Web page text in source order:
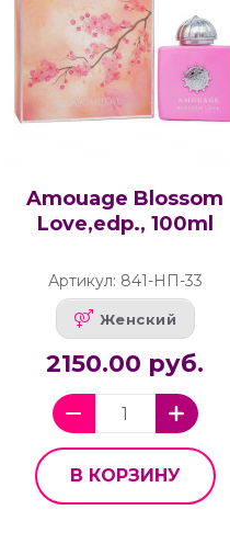
Amouage Blossom
Love,edp., 100ml
Артикул: 841-НП-33
Женский
2150.00 руб.
В КОРЗИНУ